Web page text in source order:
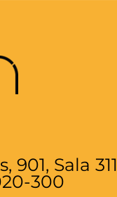
Sala 311
300